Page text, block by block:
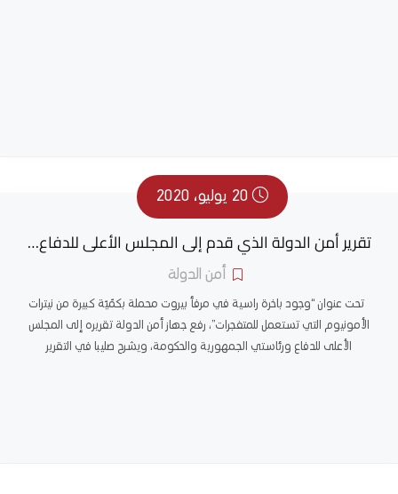
20 يوليو، 2020
تقرير أمن الدولة الذي قدم إلى المجلس الأعلى للدفاع…
أمن الدولة
تحت عنوان “وجود باخرة راسية في مرفأ بيروت محملة بكمّيّة كبيرة من نيترات
الأمونيوم التي تستعمل للمتفجرات”، رفع جهاز أمن الدولة تقريره إلى المجلس
الأعلى للدفاع ورئاستي الجمهورية والحكومة، ويشرح صليبا في التقرير